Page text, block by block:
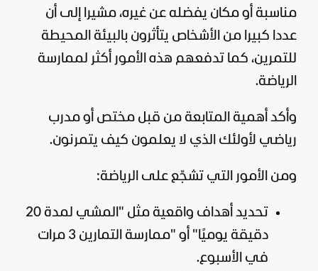
مناسبة أو مكان يفضله عن غيره، مشيرا إلى أن
عددا كبيرا من الأشخاص يتأثرون بالبيئة المحيطة
للتمرين، كما تدفعهم هذه الأمور أكثر لممارسة
الرياضة.
وأكد أهمية المتابعة من قبل مختص أو مدرب
رياضي لأولئك الذي لا يعلمون كيف يتمرنون.
ومن الأمور التي تشجّع على الرياضة:
تحديد أهداف واقعية مثل "المشي لمدة 20
دقيقة يوميًا" أو "ممارسة التمارين 3 مرات
في الأسبوع.